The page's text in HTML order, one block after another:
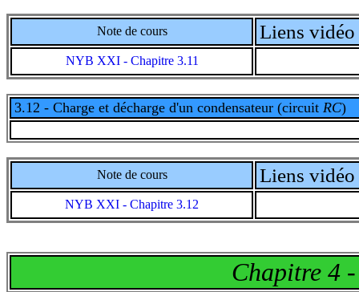
Note de cours Liens vidéo
NYB XXI - Chapitre 3.11
3.12 - Charge et décharge d'un condensateur (circuit RC)
Note de cours Liens vidéo
NYB XXI - Chapitre 3.12
Chapitre 4